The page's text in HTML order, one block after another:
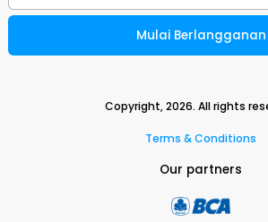
Mulai Berlangganan
Copyright,2026. All rights
Terms & Conditions
Our partners